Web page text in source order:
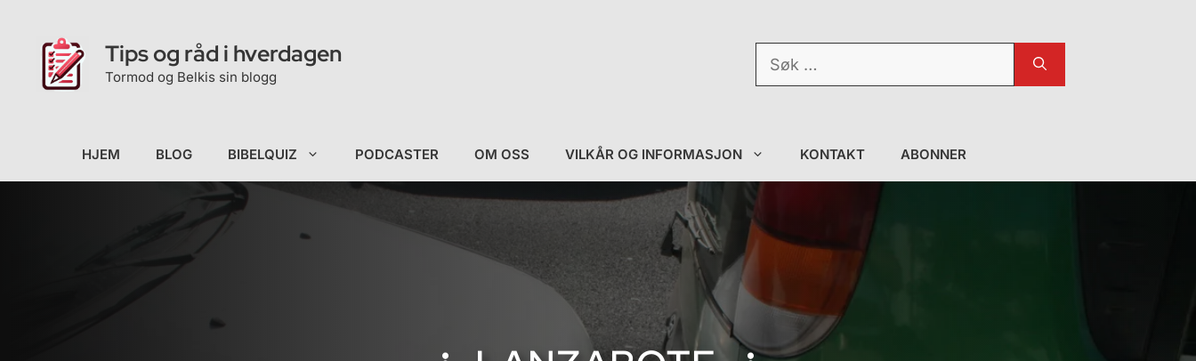
innhold
Tips og råd i hverdagen
Tormod og Belkis sin blogg
Søk
HJEM BLOG BIBELQUIZ PODCASTER OM OSS VILKÅR OG INFORMASJON KONTAKT ABONNER